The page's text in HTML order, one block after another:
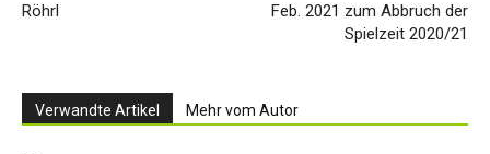
Röhrl
Feb. 2021 zum Abbruch der
Spielzeit 2020/21
Verwandte Artikel Mehr vom Autor